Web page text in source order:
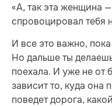
«А, так эта женщина
спровоцировал тебя
И все это важно,
Но дальше ты
поехала. И уже не от
зависит то, куда она
поведет дорога,